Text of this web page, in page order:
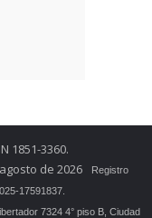
1851-3360.
de 2026
Registro
17591837.
7324 4° piso B, Ciudad